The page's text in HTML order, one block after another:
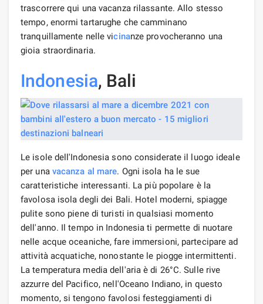
trascorrere qui una vacanza rilassante. Allo stesso
tempo, enormi tartarughe che camminano
tranquillamente nelle vicinanze provocheranno una
gioia straordinaria.
Indonesia, Bali
Le isole dell'Indonesia sono considerate il luogo ideale
per una vacanza al mare. Ogni isola ha le sue
caratteristiche interessanti. La più popolare è la
favolosa isola degli dei Bali. Hotel moderni, spiagge
pulite sono piene di turisti in qualsiasi momento
dell'anno. Il tempo in Indonesia ti permette di nuotare
nelle acque oceaniche, fare immersioni, partecipare ad
attività acquatiche, nonostante le piogge intermittenti.
La temperatura media dell'aria è di 26°C. Sulle rive
azzurre del Pacifico, nell'Oceano Indiano, in questo
momento, si tengono favolosi festeggiamenti di